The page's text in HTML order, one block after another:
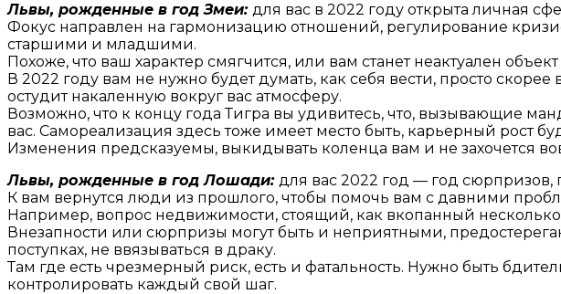
Львы, рожденные в год Змеи: для вас в 2022 году открыта личная
Фокус направлен на гармонизацию отношений, регулирование
старшими и младшими.
Похоже, что ваш характер смягчится, или вам станет неактуален
В 2022 году вам не нужно будет думать, как себя вести, просто
остудит накаленную вокруг вас атмосферу.
Возможно, что к концу года Тигра вы удивитесь, что, вызывающие
вас. Самореализация здесь тоже имеет место быть, карьерный рост
Изменения предсказуемы, выкидывать коленца вам и не захочется
Львы, рожденные в год Лошади: для вас 2022 год — год сюрпризов,
К вам вернутся люди из прошлого, чтобы помочь вам с давними
Например, вопрос недвижимости, стоящий, как вкопанный несколько
Внезапности или сюрпризы могут быть и неприятными,
поступках, не ввязываться в драку.
Там где есть чрезмерный риск, есть и фатальность. Нужно быть
контролировать каждый свой шаг.